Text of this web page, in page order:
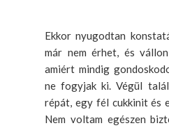
Ekkor nyugodtan
már nem érhet, és
amiért mindig
ne fogyjak ki. Végül
répát, egy fél cukkinit és
Nem voltam egészen